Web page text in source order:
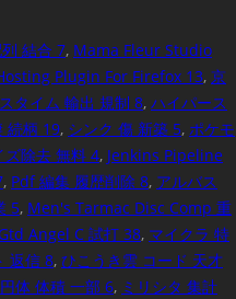
結合 7, Mama Fleur Studio
Plugin For Firefox 13, 京
タイム 輸出 規制 8, ハイパース
続柄 19, シンク 傷 新築 5, ポケモ
ズ除去 無料 4, Jenkins Pipeline
, Pdf 編集 履歴削除 8, アルバス
5, Men's Tarmac Disc Comp 重
Gtd Angel C 試打 38, マイクラ 特
返信 8, ひこうき雲 コード 天才
体 体積 一部 6, ミリシタ 集計